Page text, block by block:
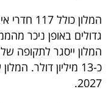
שיתופי
פעולה
גדולים באופן ניכר
המלון ייסגר לתקופה
כ-13 מיליון
2027.